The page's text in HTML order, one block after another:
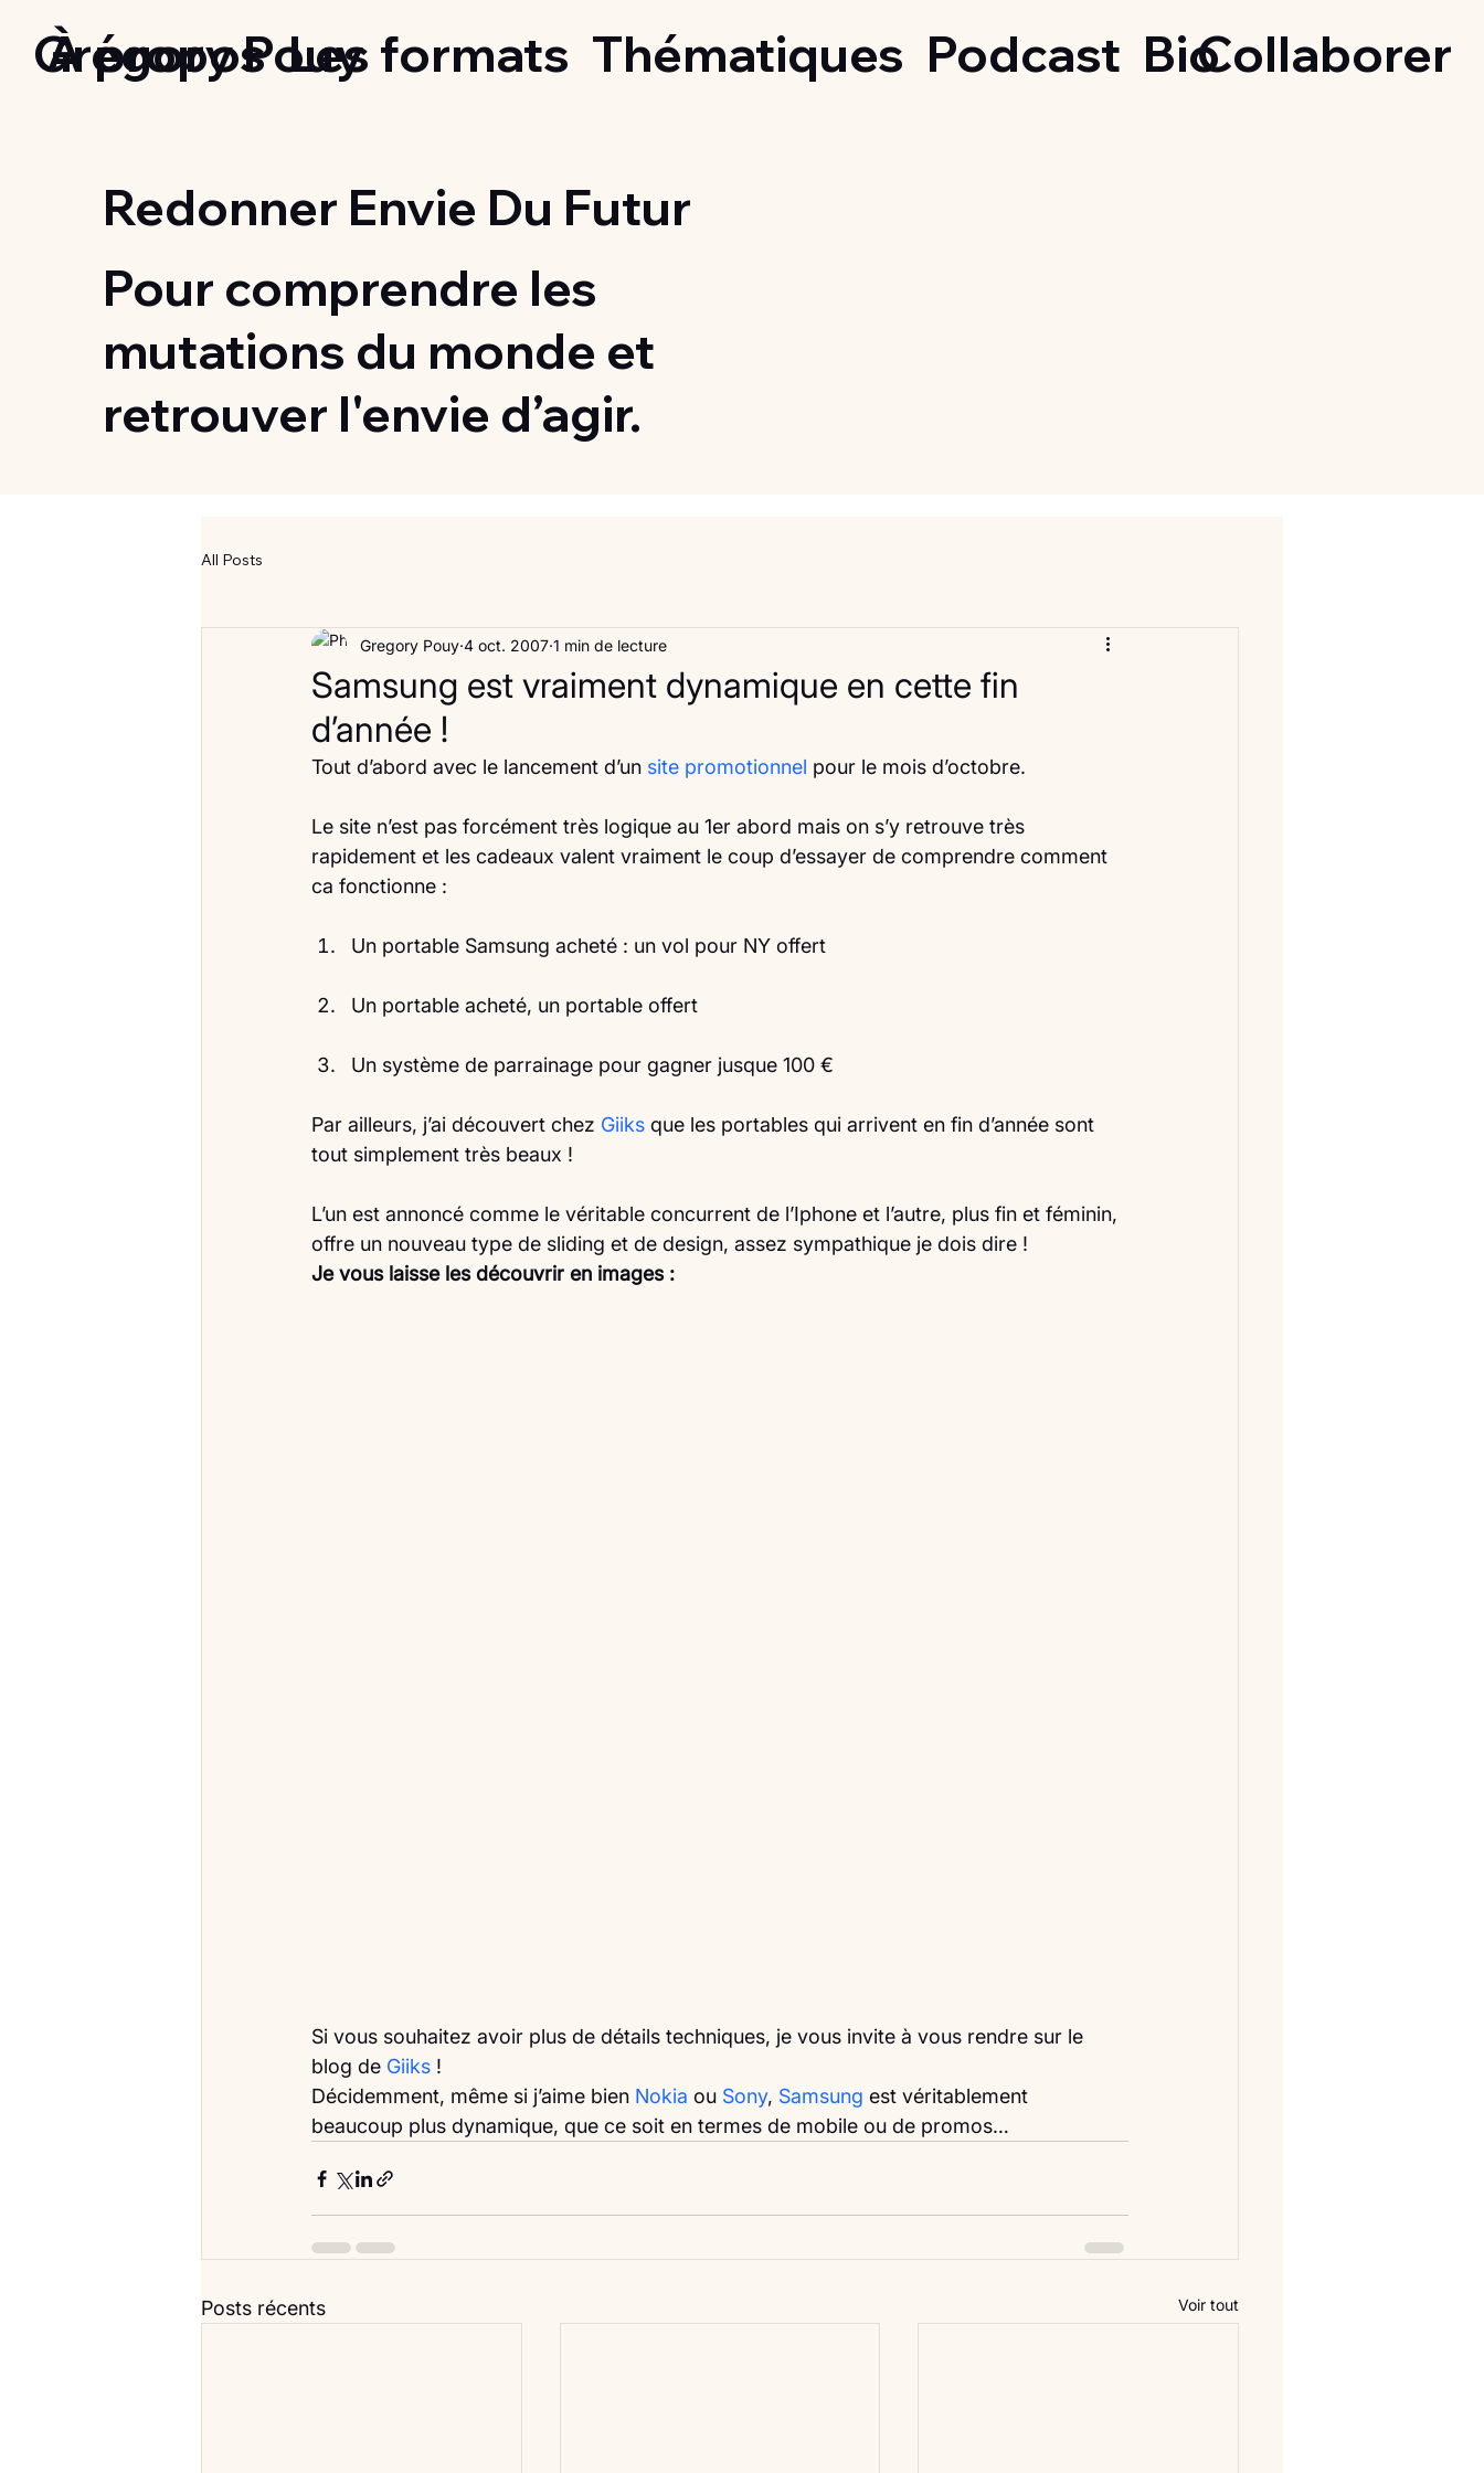
Grégory Pouy
À propos Les formats Thématiques Podcast BioCollaborer
Redonner Envie Du Futur
Pour comprendre les
mutations du monde et
retrouver l'envie d’agir.
All Posts
Samsung est vraiment dynamique en cette fin
d’année !
Gregory Pouy 4 oct. 2007 1 min de lecture
Tout d’abord avec le lancement d’un site promotionnel pour le mois d’octobre.
Le site n’est pas forcément très logique au 1er abord mais on s’y retrouve très
rapidement et les cadeaux valent vraiment le coup d’essayer de comprendre comment
ca fonctionne :
Un portable Samsung acheté : un vol pour NY offert
Un portable acheté, un portable offert
Un système de parrainage pour gagner jusque 100 €
Par ailleurs, j’ai découvert chez Giiks que les portables qui arrivent en fin d’année sont
tout simplement très beaux !
L’un est annoncé comme le véritable concurrent de l’Iphone et l’autre, plus fin et féminin,
offre un nouveau type de sliding et de design, assez sympathique je dois dire !
Je vous laisse les découvrir en images :
Si vous souhaitez avoir plus de détails techniques, je vous invite à vous rendre sur le
blog de Giiks !
Décidemment, même si j’aime bien Nokia ou Sony, Samsung est véritablement
beaucoup plus dynamique, que ce soit en termes de mobile ou de promos…
Posts récents Voir tout